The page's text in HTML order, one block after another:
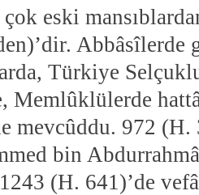
eski
Abbâsîlerde
Türkiye
Memlûklülerde
mevcûddu. 972 (H.
bin
(H. 641)’de